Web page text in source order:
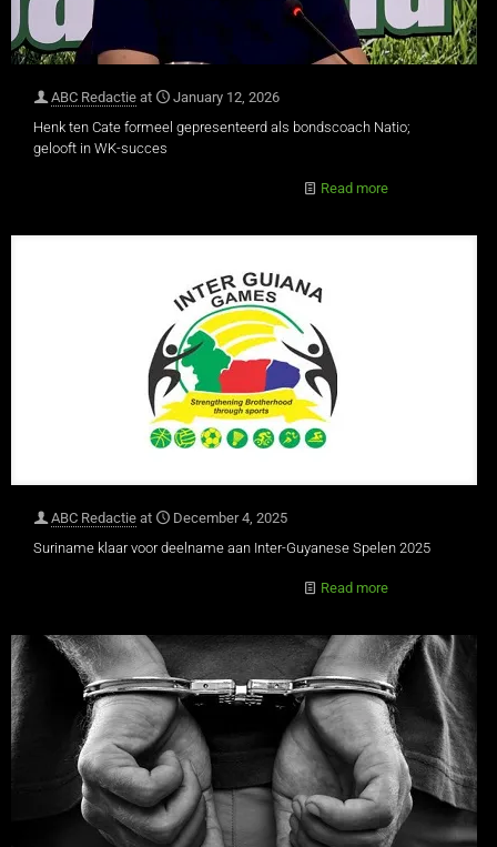
ABC Redactie at
January 12, 2026
Henk ten Cate formeel gepresenteerd als bondscoach Natio;
gelooft in WK-succes
Read more
ABC Redactie at
December 4, 2025
Suriname klaar voor deelname aan Inter-Guyanese Spelen 2025
Read more